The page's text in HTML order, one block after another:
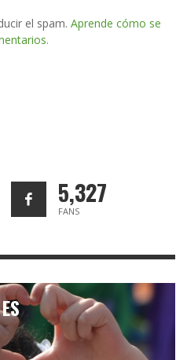
el spam. Aprende cómo se
5,327
FANS